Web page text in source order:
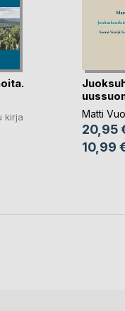
kirja Matti
20,95
10,99